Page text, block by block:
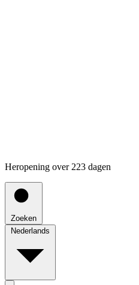
Heropening over 223 dagen
Zoeken
Nederlands